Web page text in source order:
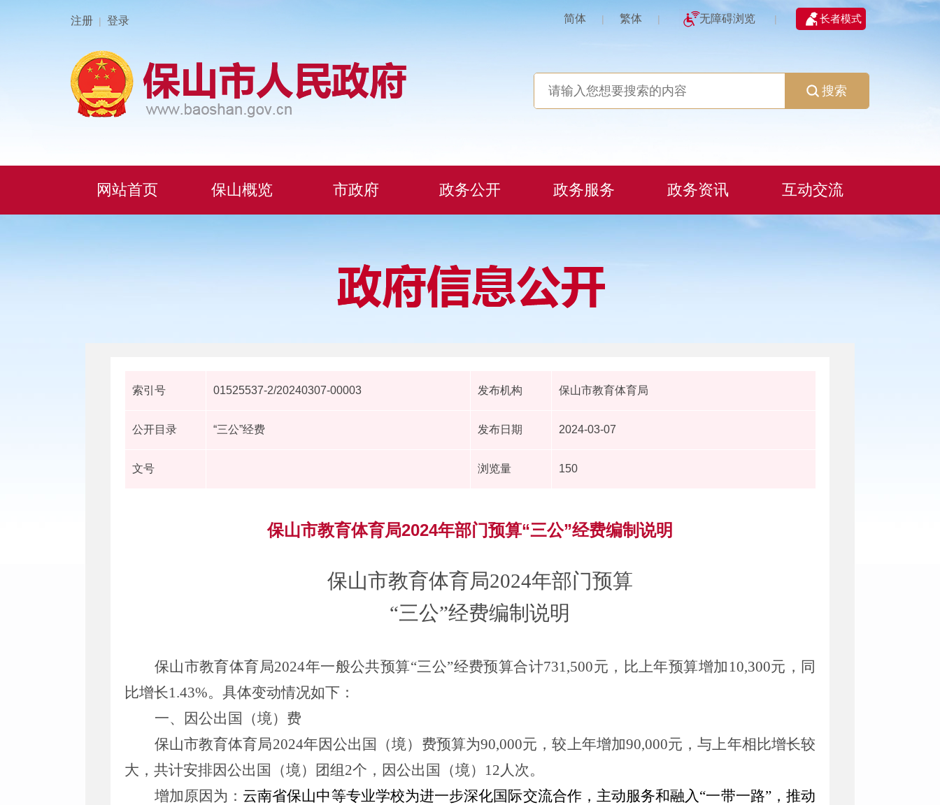
注册 | 登录 简体 | 繁体 | 无障碍浏览 | 长者模式
搜索
网站首页 保山概览 市政府 政务公开 政务服务 政务资讯 互动交流
索引号 01525537-2/20240307-00003 发布机构 保山市教育体育局
公开目录 “三公”经费 发布日期 2024-03-07
文号 浏览量 150
保山市教育体育局2024年部门预算“三公”经费编制说明
保山市教育体育局2024年部门预算
“三公”经费编制说明
保山市教育体育局2024年一般公共预算“三公”经费预算合计731,500元，比上年预算增加 10,300元，同
比增长1.43%。具体变动情况如下：
一、因公出国（境）费
保山市教育体育局2024年因公出国（境）费预算为90,000元，较上年增加90,000元 ，与上年相比增长较
大，共计安排因公出国（境）团组2个，因公出国（境） 12人次。
增加原因为： 云南省保山中等专业学校为进一步深化国际交流合作，主动服务和融入“一带一路”，推动